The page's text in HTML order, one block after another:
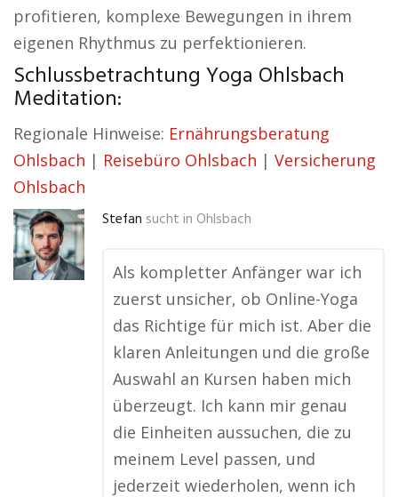
profitieren, komplexe Bewegungen in ihrem
eigenen Rhythmus zu perfektionieren.
Schlussbetrachtung Yoga Ohlsbach
Meditation:
Regionale Hinweise: Ernährungsberatung
Ohlsbach | Reisebüro Ohlsbach | Versicherung
Ohlsbach
Stefan sucht in Ohlsbach
Als kompletter Anfänger war ich
zuerst unsicher, ob Online-Yoga
das Richtige für mich ist. Aber die
klaren Anleitungen und die große
Auswahl an Kursen haben mich
überzeugt. Ich kann mir genau
die Einheiten aussuchen, die zu
meinem Level passen, und
jederzeit wiederholen, wenn ich